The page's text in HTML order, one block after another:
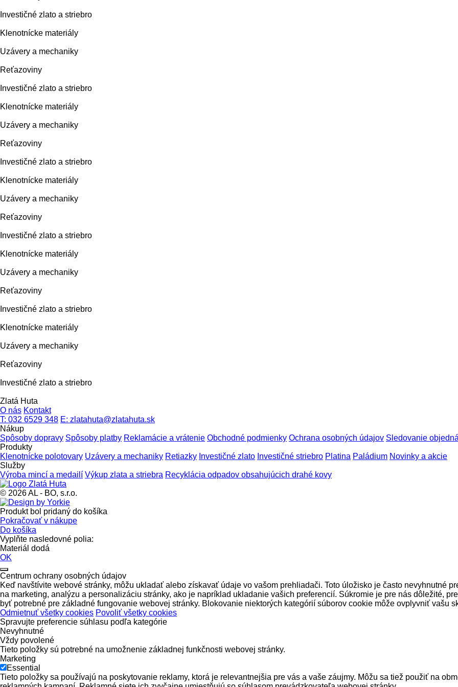
Investičné zlato a striebro
Klenotnícke materiály
Uzávery a mechaniky
Reťazoviny
Investičné zlato a striebro
Klenotnícke materiály
Uzávery a mechaniky
Reťazoviny
Investičné zlato a striebro
Klenotnícke materiály
Uzávery a mechaniky
Reťazoviny
Investičné zlato a striebro
Klenotnícke materiály
Uzávery a mechaniky
Reťazoviny
Investičné zlato a striebro
Klenotnícke materiály
Uzávery a mechaniky
Reťazoviny
Investičné zlato a striebro
Zlatá Huta
O nás Kontakt
T: 032 6529 348 E: zlatahuta@zlatahuta.sk
Nákup
Spôsoby dopravy Spôsoby platby Reklamácie a vrátenie Obchodné podmienky Ochrana osobných údajov Sledovanie
Produkty
Klenotnícke polotovary Uzávery a mechaniky Retiazky Investičné zlato Investičné striebro Platina Paládium Novinky a akcie
Služby
Výroba mincí a medailí Výkup zlata a striebra Recyklácia odpadov obsahujúcich drahé kovy
© 2026 AL - BO, s.r.o.
Produkt bol pridaný do košíka
Pokračovať v nákupe
Do košíka
Vyplňte nasledovné polia:
Materiál dodá
OK
Centrum ochrany osobných údajov
Keď navštívite webové stránky, môžu ukladať alebo získavať údaje vo vašom prehliadači. Toto úložisko je často nevyhnutné
na marketing, analýzu a personalizáciu stránky, ako je napríklad ukladanie vašich preferencií. Súkromie je pre nás dôležité,
byť potrebné pre základné fungovanie webovej stránky. Blokovanie niektorých kategórií súborov cookie môže ovplyvniť vašu
Odmietnuť všetky cookies Povoliť všetky cookies
Spravujte preferencie súhlasu podľa kategórie
Nevyhnutné
Vždy povolené
Tieto položky sú potrebné na umožnenie základnej funkčnosti webovej stránky.
Marketing
Essential
Tieto položky sa používajú na poskytovanie reklamy, ktorá je relevantnejšia pre vás a vaše záujmy. Môžu sa tiež použiť na